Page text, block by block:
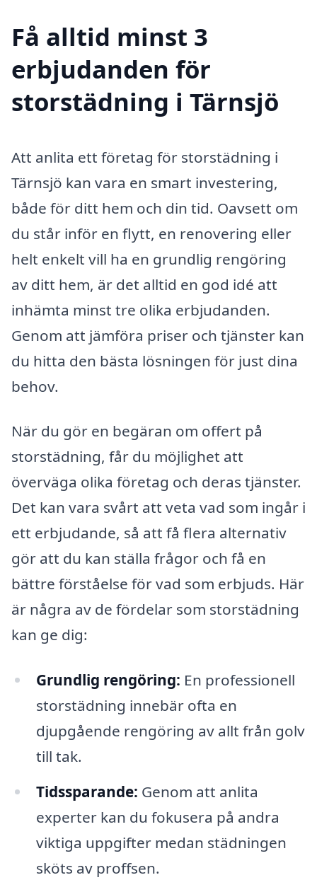
Få alltid minst 3
erbjudanden för
storstädning i Tärnsjö
Att anlita ett företag för storstädning i
Tärnsjö kan vara en smart investering,
både för ditt hem och din tid. Oavsett om
du står inför en flytt, en renovering eller
helt enkelt vill ha en grundlig rengöring
av ditt hem, är det alltid en god idé att
inhämta minst tre olika erbjudanden.
Genom att jämföra priser och tjänster kan
du hitta den bästa lösningen för just dina
behov.
När du gör en begäran om offert på
storstädning, får du möjlighet att
överväga olika företag och deras tjänster.
Det kan vara svårt att veta vad som ingår i
ett erbjudande, så att få flera alternativ
gör att du kan ställa frågor och få en
bättre förståelse för vad som erbjuds. Här
är några av de fördelar som storstädning
kan ge dig:
Grundlig rengöring: En professionell
storstädning innebär ofta en
djupgående rengöring av allt från golv
till tak.
Tidssparande: Genom att anlita
experter kan du fokusera på andra
viktiga uppgifter medan städningen
sköts av proffsen.